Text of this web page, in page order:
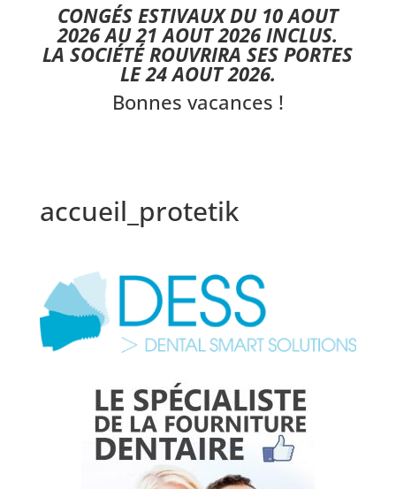
CONGÉS ESTIVAUX DU 10 AOUT
2026 AU 21 AOUT 2026 INCLUS.
LA SOCIÉTÉ ROUVRIRA SES PORTES
LE 24 AOUT 2026.
Bonnes vacances !
accueil_protetik